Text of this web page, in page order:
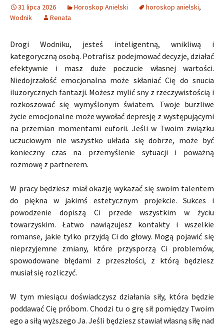
31 lipca 2026 Horoskop Anielski horoskop anielski,
Wodnik
Renata
Drogi Wodniku, jesteś inteligentną, wnikliwą i
kategoryczną osobą. Potrafisz podejmować decyzje, działać
efektywnie i masz duże poczucie własnej wartości.
Niedojrzałość emocjonalna może skłaniać Cię do snucia
iluzorycznych fantazji. Możesz mylić sny z rzeczywistością i
rozkoszować się wymyślonym światem. Twoje burzliwe
życie emocjonalne może wywołać depresję z występującymi
na przemian momentami euforii. Jeśli w Twoim związku
uczuciowym nie wszystko układa się dobrze, może być
konieczny czas na przemyślenie sytuacji i poważną
rozmowę z partnerem.
W pracy będziesz miał okazję wykazać się swoim talentem
do piękna w jakimś estetycznym projekcie. Sukces i
powodzenie dopiszą Ci przede wszystkim w życiu
towarzyskim. Łatwo nawiązujesz kontakty i wszelkie
romanse, jakie tylko przyjdą Ci do głowy. Mogą pojawić się
nieprzyjemne zmiany, które przysporzą Ci problemów,
spowodowane błędami z przeszłości, z którą będziesz
musiał się rozliczyć.
W tym miesiącu doświadczysz działania siły, która będzie
poddawać Cię próbom. Chodzi tu o grę sił pomiędzy Twoim
ego a siłą wyższego Ja. Jeśli będziesz stawiał własną siłę nad